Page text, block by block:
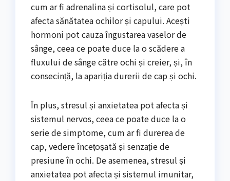
cum ar fi adrenalina și cortisolul, care pot
afecta sănătatea ochilor și capului. Acești
hormoni pot cauza îngustarea vaselor de
sânge, ceea ce poate duce la o scădere a
fluxului de sânge către ochi și creier, și, în
consecință, la apariția durerii de cap și ochi.
În plus, stresul și anxietatea pot afecta și
sistemul nervos, ceea ce poate duce la o
serie de simptome, cum ar fi durerea de
cap, vedere încețoșată și senzație de
presiune în ochi. De asemenea, stresul și
anxietatea pot afecta și sistemul imunitar,